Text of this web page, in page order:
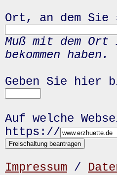
Ort, an dem
Muß mit dem
bekommen haben.
Geben Sie hier
Auf welche
https://
Impressum /